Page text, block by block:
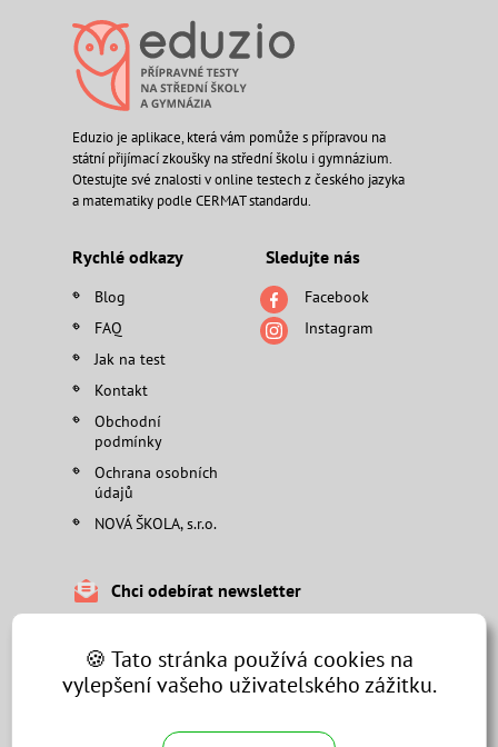
🍪 Tato stránka používá cookies na
vylepšení vašeho uživatelského zážitku.
Eduzio je aplikace, která vám pomůže s přípravou na
státní přijímací zkoušky na střední školu i gymnázium.
Otestujte své znalosti v online testech z českého jazyka
a matematiky podle CERMAT standardu.
Rychlé odkazy
Blog
FAQ
Jak na test
Kontakt
Obchodní
podmínky
Ochrana osobních
údajů
NOVÁ ŠKOLA, s.r.o.
Sledujte nás
Facebook
Instagram
Chci odebírat newsletter
Odeslat